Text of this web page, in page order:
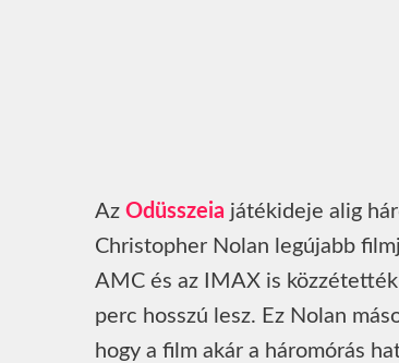
Az Odüsszeia játékideje alig
Christopher Nolan legújabb
AMC és az IMAX is
perc hosszú lesz. Ez Nolan
hogy a film akár a háromórás